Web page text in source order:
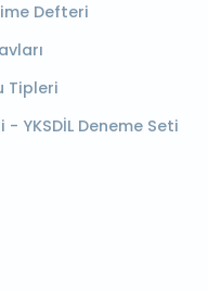
Defteri
Tipleri
- YKSDİL Deneme Seti